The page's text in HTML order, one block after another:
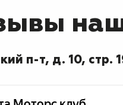
п-т, д. 10, стр.